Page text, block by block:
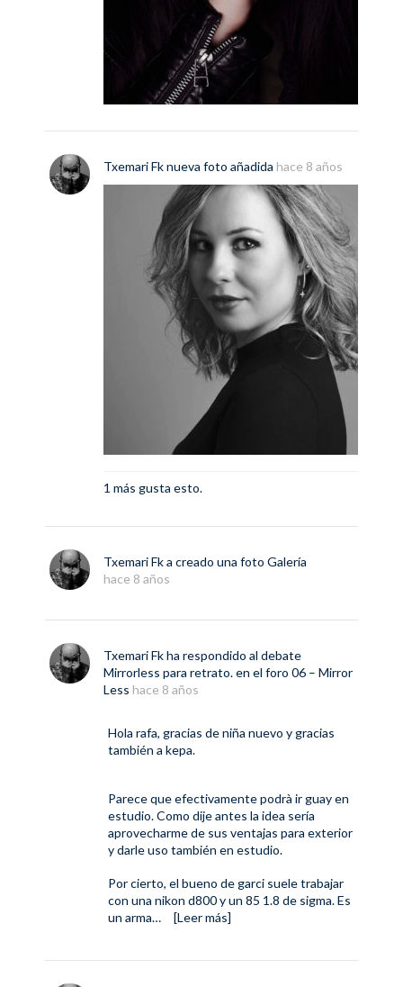
Txemari Fknueva foto añadida hace 8 años
1 más gusta esto.
Txemari Fka creado una foto Galería
hace 8 años
Txemari Fkha respondido al debate
Mirrorless para retrato.en el foro 06 – Mirror
Less hace 8 años
Hola rafa, gracias de niña nuevo y gracias
también a kepa.
Parece que efectivamente podrà ir guay en
estudio. Como dije antes la idea sería
aprovecharme de sus ventajas para exterior
y darle uso también en estudio.
Por cierto, el bueno de garci suele trabajar
con una nikon d800 y un 85 1.8 de sigma. Es
un arma…
[Leer más]